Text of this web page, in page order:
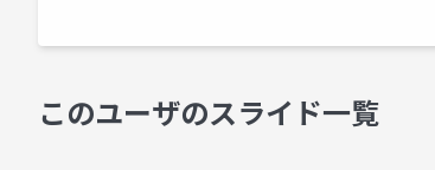
このユーザのスライド一覧